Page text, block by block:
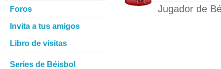
Jugador de
Foros
Invita a tus amigos
Libro de visitas
Series de Béisbol